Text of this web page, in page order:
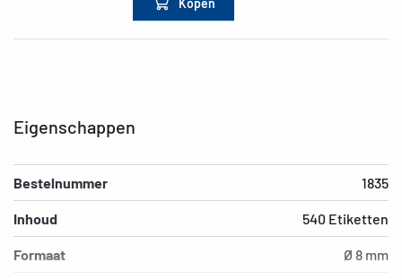
Eigenschappen
Bestelnummer 1835
Inhoud 540 Etiketten
Formaat Ø 8 mm